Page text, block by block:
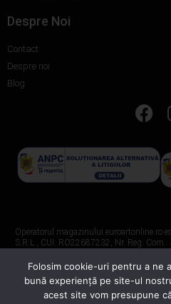
Despre Noi
Contact
Despre noi
Blog
Operatorul magazinului euroartonline.ro
S.R.L., CUI: RO22687232, Nr. Reg.
Servicii de Marketing
Folosim cookie-uri pentru a ne
bună experiență pe site-ul
acest site vom presupune